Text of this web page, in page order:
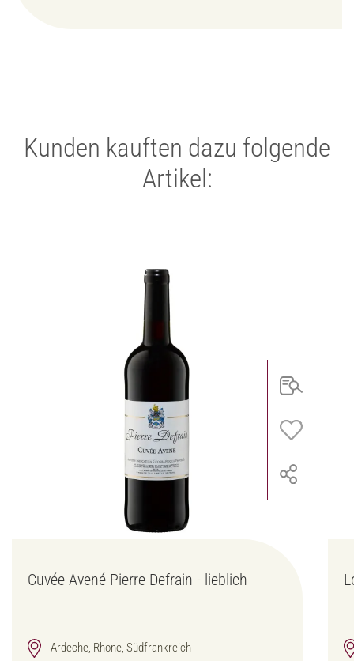
Kunden kauften dazu folgende
Artikel:
Cuvée Avené Pierre Defrain - lieblich
Ardeche, Rhone, Südfrankreich